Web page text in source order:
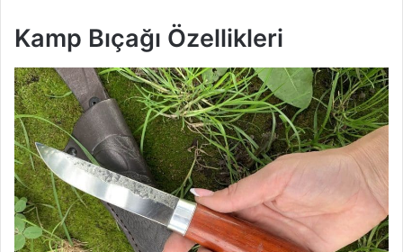
Kamp Bıçağı Özellikleri